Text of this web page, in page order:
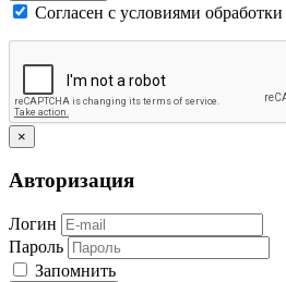
Согласен с условиями обработки
×
Авторизация
Логин
Пароль
Запомнить